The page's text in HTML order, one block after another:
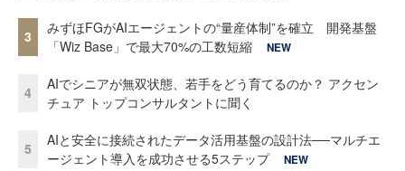
3
みずほFGがAIエージェントの“量産体制”を確立 開発基盤
「Wiz Base」で最大70%の工数短縮
NEW
4
AIでシニアが無双状態、若手をどう育てるのか？ アクセン
チュア トップコンサルタントに聞く
5
AIと安全に接続されたデータ活用基盤の設計法──マルチエ
ージェント導入を成功させる5ステップ
NEW